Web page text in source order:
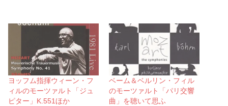
ヨッフム指揮ウィーン・フ
ィルのモーツァルト「ジュ
ピター」K.551ほか
ベーム＆ベルリン・フィル
のモーツァルト「パリ交響
曲」を聴いて思ふ